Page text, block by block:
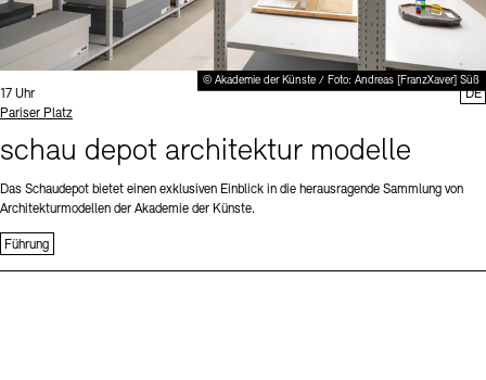
© Akademie der Künste / Foto: Andreas [FranzXaver] Süß
Uhrzeit:
17 Uhr
Standort
Pariser Platz
schau depot architektur modelle
Das Schaudepot bietet einen exklusiven Einblick in die herausragende Sammlung von
Architekturmodellen der Akademie der Künste.
Führung
DE